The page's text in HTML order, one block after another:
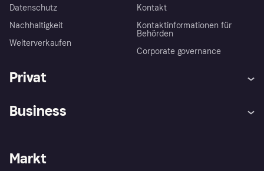
Datenschutz
Nachhaltigkeit
Weiterverkaufen
Kontakt
Kontaktinformationen für
Behörden
Corporate governance
Privat
Klarna App
Business
Händlerportal
Markt